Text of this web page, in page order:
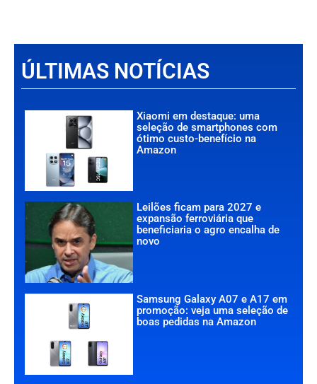
ÚLTIMAS NOTÍCIAS
Xiaomi em destaque: uma
seleção de smartphones com
ótimo custo-benefício na
Amazon
Leilões ficam para 2027 e
expansão ferroviária que
beneficiaria o agro encalha de
novo
Samsung Galaxy A07 e A17 em
promoção: veja uma seleção de
boas pedidas na Amazon